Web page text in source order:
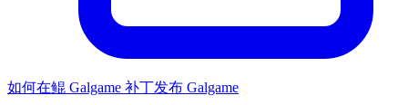
如何在鲲 Galgame 补丁发布 Galgame